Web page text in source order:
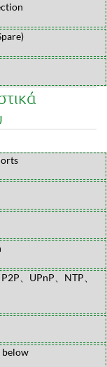
、UPnP、NTP、
below